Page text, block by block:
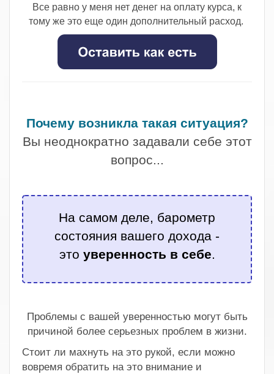
Все равно у меня нет денег на оплату курса, к
тому же это еще один дополнительный расход.
Почему возникла такая ситуация?
Вы неоднократно задавали себе этот
вопрос...
На самом деле, барометр
состояния вашего дохода -
это уверенность в себе.
Проблемы с вашей уверенностью могут быть
причиной более серьезных проблем в жизни.
Стоит ли махнуть на это рукой, если можно
вовремя обратить на это внимание и